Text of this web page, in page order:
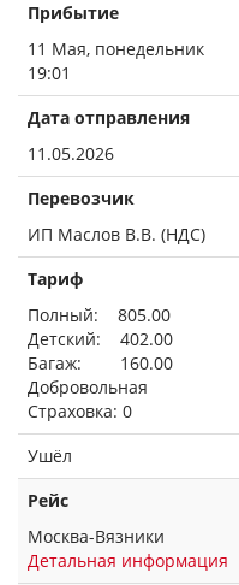
Прибытие
11 Мая, понедельник
19:01
Дата отправления
11.05.2026
Перевозчик
ИП Маслов В.В. (НДС)
Тариф
Полный: 805.00
Детский: 402.00
Багаж: 160.00
Добровольная
Страховка: 0
Ушёл
Рейс
Москва-Вязники
Детальная информация